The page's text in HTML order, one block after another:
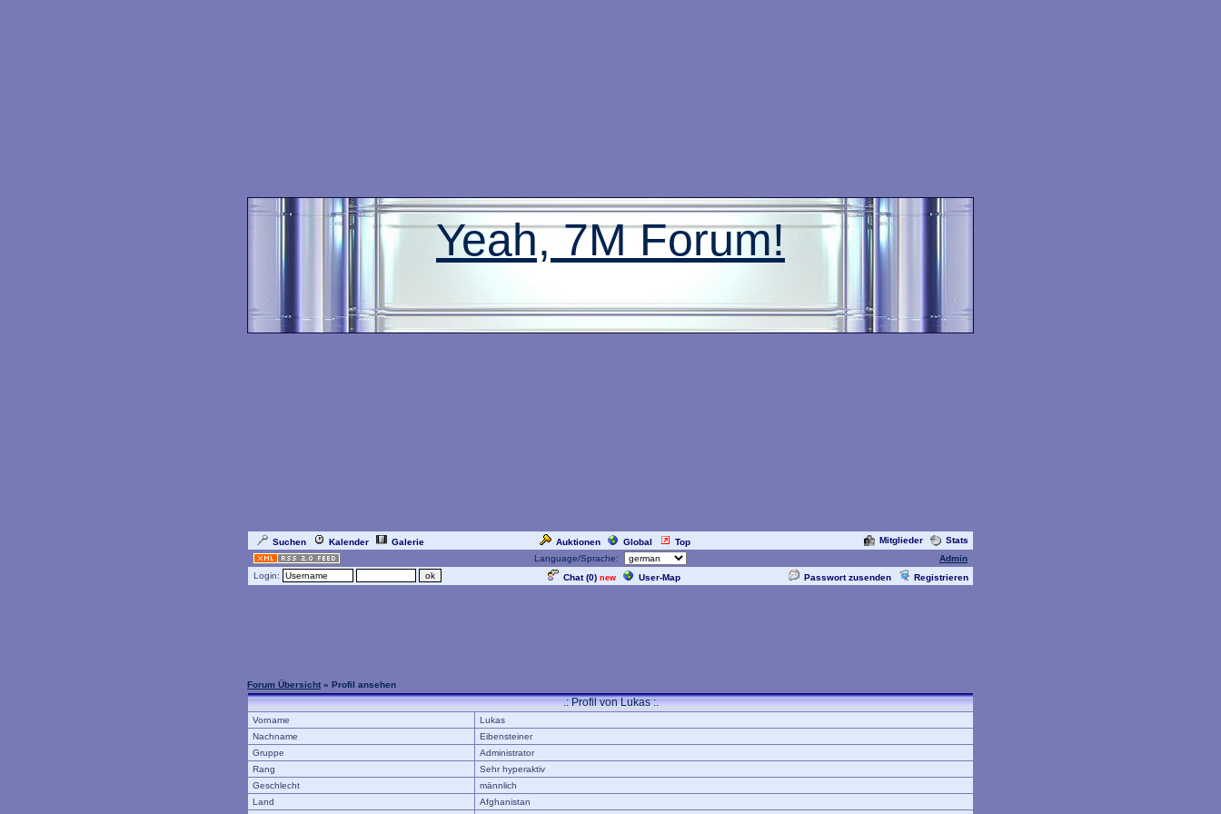
Yeah, 7M Forum!
Suchen Kalender Galerie Auktionen Global Top Mitglieder
Stats
Language/Sprache:
Admin
Login:
Chat (0) new User-Map Passwort zusenden Registrieren
Forum Übersicht » Profil ansehen
.: Profil von Lukas :.
Vorname
Lukas
Nachname
Eibensteiner
Gruppe
Administrator
Rang
Sehr hyperaktiv
Geschlecht
männlich
Land
Afghanistan